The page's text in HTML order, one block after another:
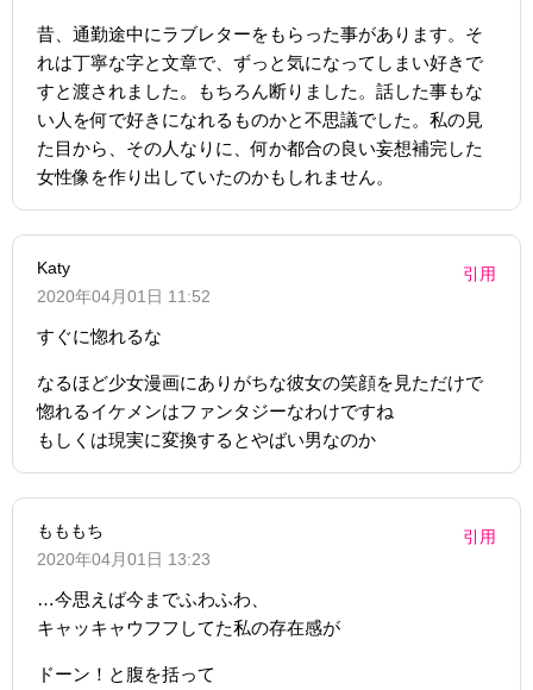
昔、通勤途中にラブレターをもらった事があります。そ
れは丁寧な字と文章で、ずっと気になってしまい好きで
すと渡されました。もちろん断りました。話した事もな
い人を何で好きになれるものかと不思議でした。私の見
た目から、その人なりに、何か都合の良い妄想補完した
女性像を作り出していたのかもしれません。
Katy
2020年04月01日 11:52
引用
すぐに惚れるな
なるほど少女漫画にありがちな彼女の笑顔を見ただけで
惚れるイケメンはファンタジーなわけですね
もしくは現実に変換するとやばい男なのか
もももち
2020年04月01日 13:23
引用
…今思えば今までふわふわ、
キャッキャウフフしてた私の存在感が
ドーン！と腹を括って